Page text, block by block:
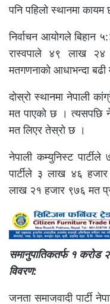
पनि पहिलो स्थानमा कायम
निर्वाचन आयोगले बिहान
रास्वपाले ४९ लाख
मतगणनाको आधाभन्दा
दोस्रो स्थानमा नेपाली
मत पाएको छ । त्यसपछि
मत लिएर तेस्रो छ ।
नेपाली कम्युनिस्ट
पार्टीले ३ लाख ४६ हजार
लाख २१ हजार ९७६ मत
समानुपातिकतर्फ १ करोड
विवरण:
जनता समाजवादी पार्टी